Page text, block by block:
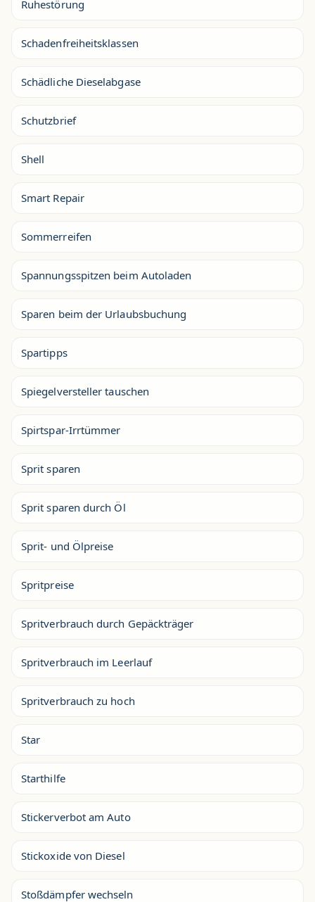
Ruhestörung
Schadenfreiheitsklassen
Schädliche Dieselabgase
Schutzbrief
Shell
Smart Repair
Sommerreifen
Spannungsspitzen beim Autoladen
Sparen beim der Urlaubsbuchung
Spartipps
Spiegelversteller tauschen
Spirtspar-Irrtümmer
Sprit sparen
Sprit sparen durch Öl
Sprit- und Ölpreise
Spritpreise
Spritverbrauch durch Gepäckträger
Spritverbrauch im Leerlauf
Spritverbrauch zu hoch
Star
Starthilfe
Stickerverbot am Auto
Stickoxide von Diesel
Stoßdämpfer wechseln